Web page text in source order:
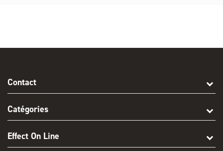
Contact
Catégories
Effect On Line